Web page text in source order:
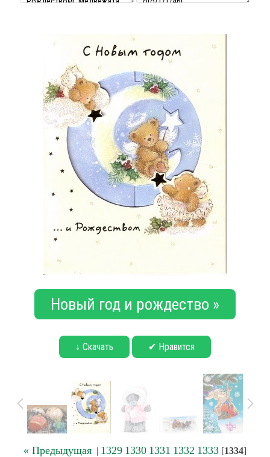
Новый год и рождество »
↓ Скачать ✔ Нравится
« Предыдущая | 1329 1330 1331 1332 1333 [1334]